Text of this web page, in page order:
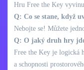
Hru Free the Key
Q: Co se stane, když
Nebojte se! Můžete
Q: O jaký druh hry
Free the Key je logická
a schopnosti